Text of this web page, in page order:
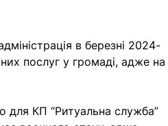
в березні 2024-
послуг у громаді, адже на
для КП “Ритуальна служба”